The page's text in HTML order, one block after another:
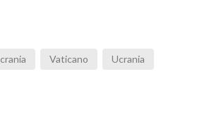
Vaticano Ucrania